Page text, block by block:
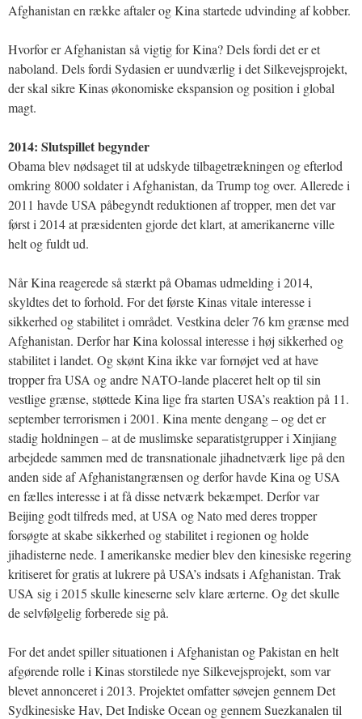
Afghanistan en række aftaler og Kina startede udvinding af kobber.
Hvorfor er Afghanistan så vigtig for Kina? Dels fordi det er et
naboland. Dels fordi Sydasien er uundværlig i det Silkevejsprojekt,
der skal sikre Kinas økonomiske ekspansion og position i global
magt.
2014: Slutspillet begynder
Obama blev nødsaget til at udskyde tilbagetrækningen og efterlod
omkring 8000 soldater i Afghanistan, da Trump tog over. Allerede i
2011 havde USA påbegyndt reduktionen af tropper, men det var
først i 2014 at præsidenten gjorde det klart, at amerikanerne ville
helt og fuldt ud.
Når Kina reagerede så stærkt på Obamas udmelding i 2014,
skyldtes det to forhold. For det første Kinas vitale interesse i
sikkerhed og stabilitet i området. Vestkina deler 76 km grænse med
Afghanistan. Derfor har Kina kolossal interesse i høj sikkerhed og
stabilitet i landet. Og skønt Kina ikke var fornøjet ved at have
tropper fra USA og andre NATO-lande placeret helt op til sin
vestlige grænse, støttede Kina lige fra starten USA’s reaktion på 11.
september terrorismen i 2001. Kina mente dengang – og det er
stadig holdningen – at de muslimske separatistgrupper i Xinjiang
arbejdede sammen med de transnationale jihadnetværk lige på den
anden side af Afghanistangrænsen og derfor havde Kina og USA
en fælles interesse i at få disse netværk bekæmpet. Derfor var
Beijing godt tilfreds med, at USA og Nato med deres tropper
forsøgte at skabe sikkerhed og stabilitet i regionen og holde
jihadisterne nede. I amerikanske medier blev den kinesiske regering
kritiseret for gratis at lukrere på USA’s indsats i Afghanistan. Trak
USA sig i 2015 skulle kineserne selv klare ærterne. Og det skulle
de selvfølgelig forberede sig på.
For det andet spiller situationen i Afghanistan og Pakistan en helt
afgørende rolle i Kinas storstilede nye Silkevejsprojekt, som var
blevet annonceret i 2013. Projektet omfatter søvejen gennem Det
Sydkinesiske Hav, Det Indiske Ocean og gennem Suezkanalen til